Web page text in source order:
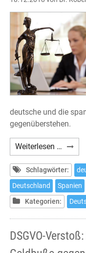
deutsche und die
gegenüberstehen.
Weiterlesen …
zur
im
Schlagwörter:
Deutschland
Spanien
Kategorien:
DSGVO-